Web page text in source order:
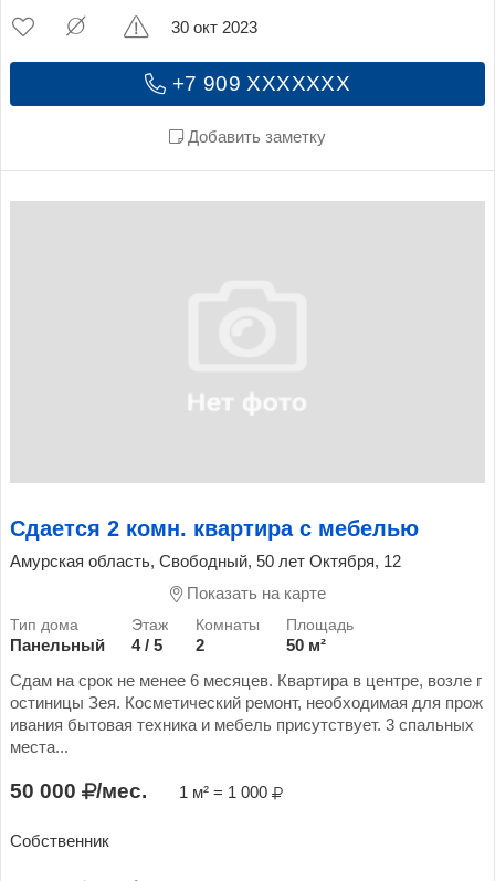
+7 909 XXXXXXX
Добавить заметку
30 окт 2023
Сдается 2 комн. квартира с мебелью
Амурская область, Свободный, 50 лет Октября, 12
Показать на карте
Панельный 4 / 5 2
50 м²
Сдам на срок не менее 6 месяцев. Квартира в центре, возле г
остиницы Зея. Косметический ремонт, необходимая для прож
ивания бытовая техника и мебель присутствует. 3 спальных
места...
50 000 /мес. 1 м² = 1 000
Собственник